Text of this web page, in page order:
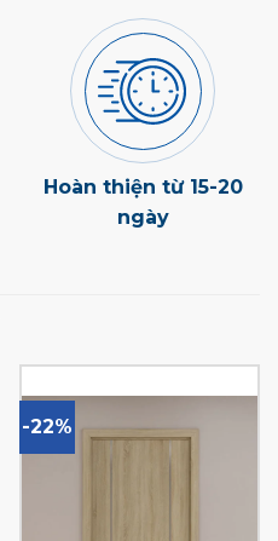
Hoàn thiện từ 15-20
ngày
-22%